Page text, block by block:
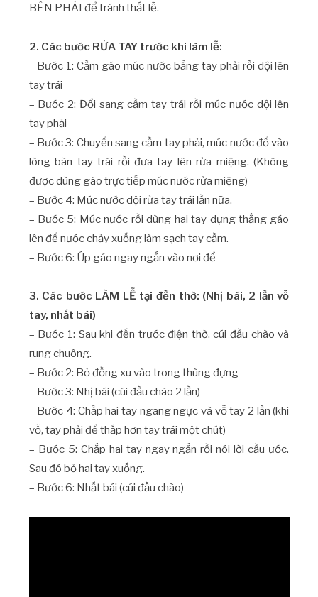
BÊN PHẢI để tránh thất lễ.
2. Các bước RỬA TAY trước khi làm lễ:
– Bước 1: Cầm gáo múc nước bằng tay phải rồi dội lên
tay trái
– Bước 2: Đổi sang cầm tay trái rồi múc nước dội lên
tay phải
– Bước 3: Chuyển sang cầm tay phải, múc nước đổ vào
lòng bàn tay trái rồi đưa tay lên rửa miệng. (Không
được dùng gáo trực tiếp múc nước rửa miệng)
– Bước 4: Múc nước dội rửa tay trái lần nữa.
– Bước 5: Múc nước rồi dùng hai tay dựng thẳng gáo
lên để nước chảy xuống làm sạch tay cầm.
– Bước 6: Úp gáo ngay ngắn vào nơi để
3. Các bước LÀM LỄ tại đền thờ: (Nhị bái, 2 lần vỗ
tay, nhất bái)
– Bước 1: Sau khi đến trước điện thờ, cúi đầu chào và
rung chuông.
– Bước 2: Bỏ đồng xu vào trong thùng đựng
– Bước 3: Nhị bái (cúi đầu chào 2 lần)
– Bước 4: Chắp hai tay ngang ngực và vỗ tay 2 lần (khi
vỗ, tay phải để thấp hơn tay trái một chút)
– Bước 5: Chắp hai tay ngay ngắn rồi nói lời cầu ước.
Sau đó bỏ hai tay xuống.
– Bước 6: Nhất bái (cúi đầu chào)